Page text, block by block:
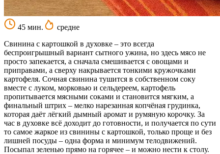
45 мин.
средне
Свинина с картошкой в духовке – это всегда
беспроигрышный вариант сытного ужина, но здесь мясо не
просто запекается, а сначала смешивается с овощами и
приправами, а сверху накрывается тонкими кружочками
картофеля. Сочная свинина тушится в собственном соку
вместе с луком, морковью и сельдереем, картофель
пропитывается мясными соками и становится мягким, а
финальный штрих – мелко нарезанная копчёная грудинка,
которая даёт лёгкий дымный аромат и румяную корочку. За
час в духовке всё доходит до готовности, и получается по сути
то самое жаркое из свинины с картошкой, только проще и без
лишней посуды – одна форма и минимум телодвижений.
Посыпал зеленью прямо на горячее – и можно нести к столу.